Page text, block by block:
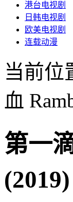
港台电视剧
日韩电视剧
欧美电视剧
连载动漫
当前位
血
第一